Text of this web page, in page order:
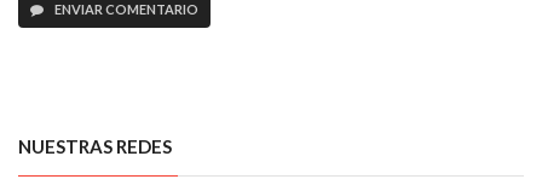
ENVIAR COMENTARIO
NUESTRAS REDES